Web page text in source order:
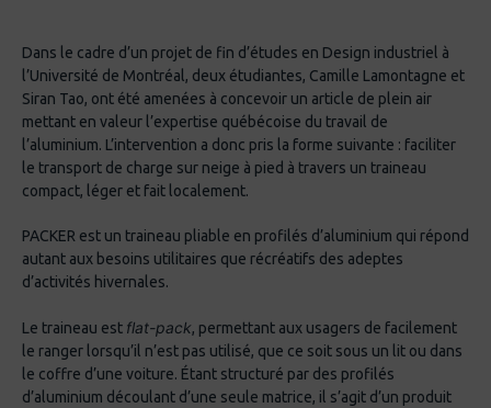
Dans le cadre d’un projet de fin d’études en Design industriel à
l’Université de Montréal, deux étudiantes, Camille Lamontagne et
Siran Tao, ont été amenées à concevoir un article de plein air
mettant en valeur l’expertise québécoise du travail de
l’aluminium. L’intervention a donc pris la forme suivante : faciliter
le transport de charge sur neige à pied à travers un traineau
compact, léger et fait localement.
PACKER est un traineau pliable en profilés d’aluminium qui répond
autant aux besoins utilitaires que récréatifs des adeptes
d’activités hivernales.
Le traineau est flat-pack, permettant aux usagers de facilement
le ranger lorsqu’il n’est pas utilisé, que ce soit sous un lit ou dans
le coffre d’une voiture. Étant structuré par des profilés
d’aluminium découlant d’une seule matrice, il s’agit d’un produit